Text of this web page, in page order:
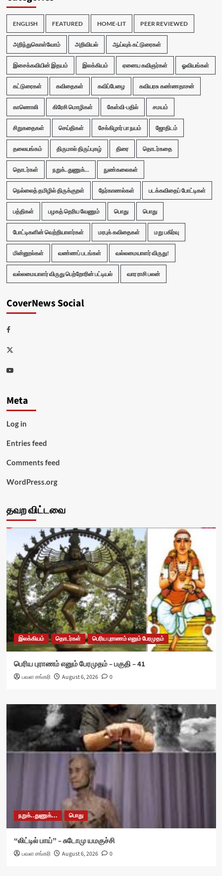
ENGLISH FEATURED HOME-LIT PEER REVIEWED
அறிந்துகொள்வோம் அறிவியல் ஆய்வுக் கட்டுரைகள்
இசைக்கவியின் இதயம் இலக்கியம் ஏனைய கவிஞர்கள் ஓவியங்கள்
கட்டுரைகள் கவிதைகள் கவிப்பேழை கவியரசு கண்ணதாசன்
காணொலி கிரேசி மொழிகள் கேள்வி-பதில் சமயம்
சிறுகதைகள் செய்திகள் சேக்கிழார் பா நயம் ஜோதிடம்
தலையங்கம் திருமால் திருப்புகழ் திரை தொடர்கதை
தொடர்கள் நறுக்..துணுக்... நுண்கலைகள்
நெல்லைத் தமிழில் திருக்குறள் நேர்காணல்கள் படக்கவிதைப் போட்டிகள்
பத்திகள் பழகத் தெரிய வேணும் பொது பொது
போட்டிகளின் வெற்றியாளர்கள் மரபுக் கவிதைகள் மறு பகிர்வு
மின்னூல்கள் வண்ணப் படங்கள் வல்லமையாளர் விருது!
வல்லமையாளர் விருது பெற்றோரின் பட்டியல் வார ராசி பலன்
CoverNews Social
Facebook
Twitter
Youtube
Meta
Log in
Entries feed
Comments feed
WordPress.org
தவற விட்டவை
இலக்கியம் தொடர்கள் பெரிய புராணம் எனும் பேரமுதம்
பெரிய புராணம் எனும் பேரமுதம் – பகுதி – 41
பவள சங்கரி August 6, 2026 0
நறுக்..துணுக்... பொது
“லிட்டில் பாய்” – சுடோமு யமகுச்சி
பவள சங்கரி August 6, 2026 0